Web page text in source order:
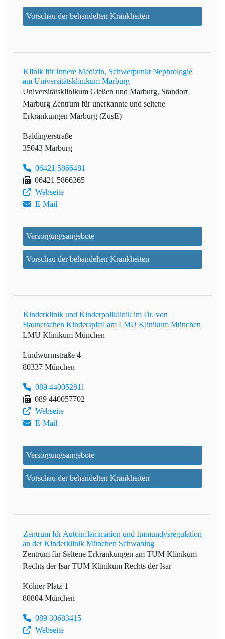
Vorschau der behandelten Krankheiten
Klinik für Innere Medizin, Schwerpunkt Nephrologie
am Universitätsklinikum Marburg
Universitätsklinikum Gießen und Marburg, Standort
Marburg Zentrum für unerkannte und seltene
Erkrankungen Marburg (ZusE)
Baldingerstraße
35043 Marburg
06421 5866481
06421 5866365
Webseite
E-Mail
Versorgungsangebote
Vorschau der behandelten Krankheiten
Kinderklinik und Kinderpoliklinik im Dr. von
Haunerschen Kinderspital am LMU Klinikum München
LMU Klinikum München
Lindwurmstraße 4
80337 München
089 440052811
089 440057702
Webseite
E-Mail
Versorgungsangebote
Vorschau der behandelten Krankheiten
Zentrum für Autoinflammation und Immundysregulation
an der Kinderklinik München Schwabing
Zentrum für Seltene Erkrankungen am TUM Klinikum
Rechts der Isar TUM Klinikum Rechts der Isar
Kölner Platz 1
80804 München
089 30683415
Webseite